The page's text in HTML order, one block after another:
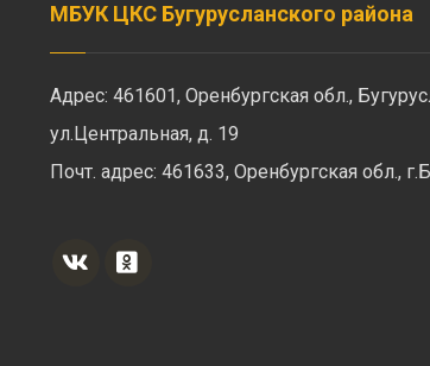
МБУК ЦКС Бугурусланского района
Адрес: 461601, Оренбургская обл.,
ул.Центральная, д. 19
Почт. адрес: 461633, Оренбургская обл.,